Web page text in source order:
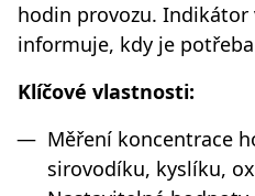
hodin provozu.
informuje, kdy je
Klíčové vlastnosti:
Měření koncentrace
sirovodíku, kyslíku,